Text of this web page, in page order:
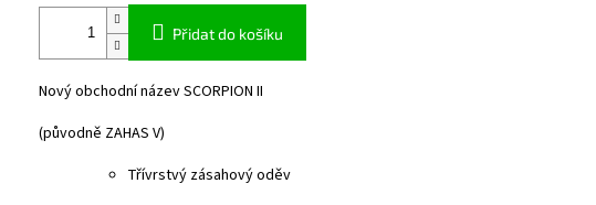
Přidat do košíku
Nový obchodní název SCORPION II
(původně ZAHAS V)
Třívrstvý zásahový oděv